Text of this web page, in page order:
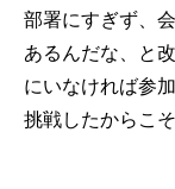
部署にすぎず、
あるんだな、と
にいなければ参
挑戦したからこ